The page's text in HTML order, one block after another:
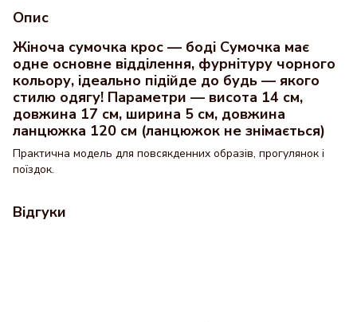
Опис
Жіноча сумочка крос — боді Сумочка має
одне основне відділення, фурнітуру чорного
кольору, ідеально підійде до будь — якого
стилю одягу! Параметри — висота 14 см,
довжина 17 см, ширина 5 см, довжина
ланцюжка 120 см (ланцюжок не знімається)
Практична модель для повсякденних образів, прогулянок і
поїздок.
Відгуки